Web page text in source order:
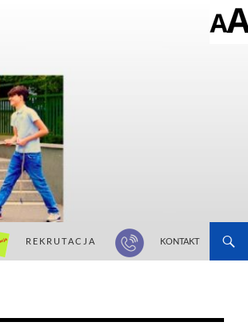
R E K R U T A C J A KONTAKT